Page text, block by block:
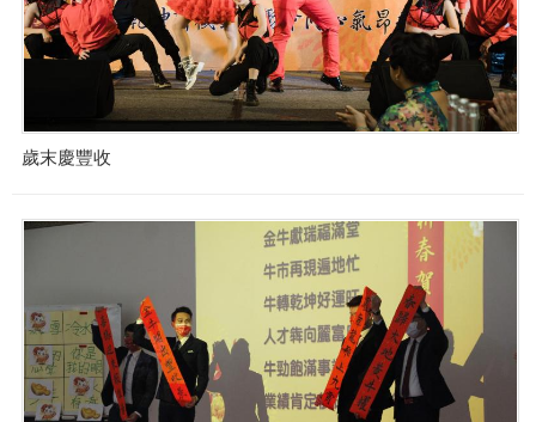
歲末慶豐收